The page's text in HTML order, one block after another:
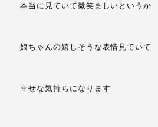
本当に見ていて微笑ましいというか
娘ちゃんの嬉しそうな表情見ていて
幸せな気持ちになります